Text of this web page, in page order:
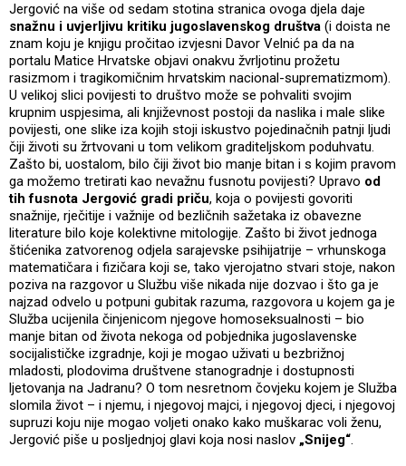
Jergović na više od sedam stotina stranica ovoga djela daje
snažnu i uvjerljivu kritiku jugoslavenskog društva (i doista ne
znam koju je knjigu pročitao izvjesni Davor Velnić pa da na
portalu Matice Hrvatske objavi onakvu žvrljotinu prožetu
rasizmom i tragikomičnim hrvatskim nacional-suprematizmom).
U velikoj slici povijesti to društvo može se pohvaliti svojim
krupnim uspjesima, ali književnost postoji da naslika i male slike
povijesti, one slike iza kojih stoji iskustvo pojedinačnih patnji ljudi
čiji životi su žrtvovani u tom velikom graditeljskom poduhvatu.
Zašto bi, uostalom, bilo čiji život bio manje bitan i s kojim pravom
ga možemo tretirati kao nevažnu fusnotu povijesti? Upravo od
tih fusnota Jergović gradi priču, koja o povijesti govoriti
snažnije, rječitije i važnije od bezličnih sažetaka iz obavezne
literature bilo koje kolektivne mitologije. Zašto bi život jednoga
štićenika zatvorenog odjela sarajevske psihijatrije – vrhunskoga
matematičara i fizičara koji se, tako vjerojatno stvari stoje, nakon
poziva na razgovor u Službu više nikada nije dozvao i što ga je
najzad odvelo u potpuni gubitak razuma, razgovora u kojem ga je
Služba ucijenila činjenicom njegove homoseksualnosti – bio
manje bitan od života nekoga od pobjednika jugoslavenske
socijalističke izgradnje, koji je mogao uživati u bezbrižnoj
mladosti, plodovima društvene stanogradnje i dostupnosti
ljetovanja na Jadranu? O tom nesretnom čovjeku kojem je Služba
slomila život – i njemu, i njegovoj majci, i njegovoj djeci, i njegovoj
supruzi koju nije mogao voljeti onako kako muškarac voli ženu,
Jergović piše u posljednjoj glavi koja nosi naslov „Snijeg“.